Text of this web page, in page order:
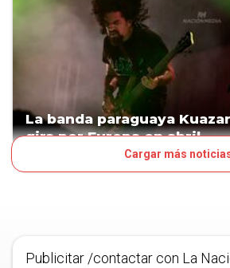
La banda paraguaya
gira por Europa en abril
Cargar más
Publicitar /contactar con La